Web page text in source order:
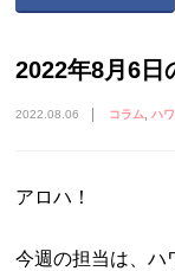
2022年8月6日
2022.08.06 コラム ハ
アロハ！
今週の担当は、ハ